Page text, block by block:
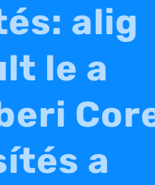
alig
le a
a